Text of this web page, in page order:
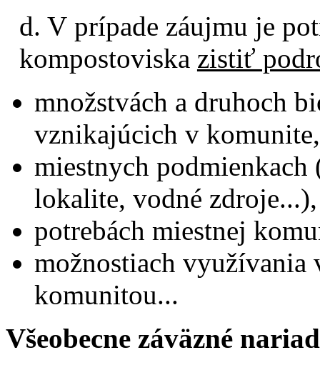
d. V prípade záujmu je
kompostoviska zistiť
množstvách a druhoch
vznikajúcich v komunite,
miestnych
lokalite, vodné zdroje...),
potrebách miestnej
možnostiach využívania
komunitou...
Všeobecne záväzné